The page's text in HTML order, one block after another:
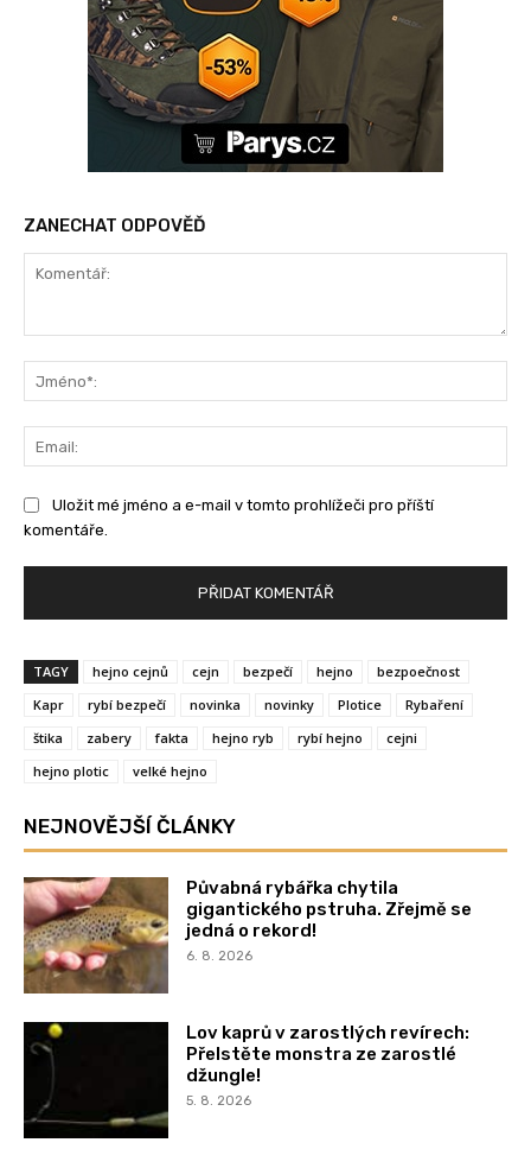
ZANECHAT ODPOVĚĎ
Uložit mé jméno a e-mail v tomto prohlížeči pro příští
komentáře.
TAGY hejno cejnů cejn bezpečí hejno
bezpoečnost
Kapr
rybí bezpečí novinka novinky Plotice
Rybaření
štika
zabery fakta hejno ryb rybí hejno
cejni
hejno plotic
velké hejno
NEJNOVĚJŠÍ ČLÁNKY
Půvabná rybářka chytila
gigantického pstruha. Zřejmě se
jedná o rekord!
6. 8. 2026
Lov kaprů v zarostlých revírech:
Přelstěte monstra ze zarostlé
džungle!
5. 8. 2026